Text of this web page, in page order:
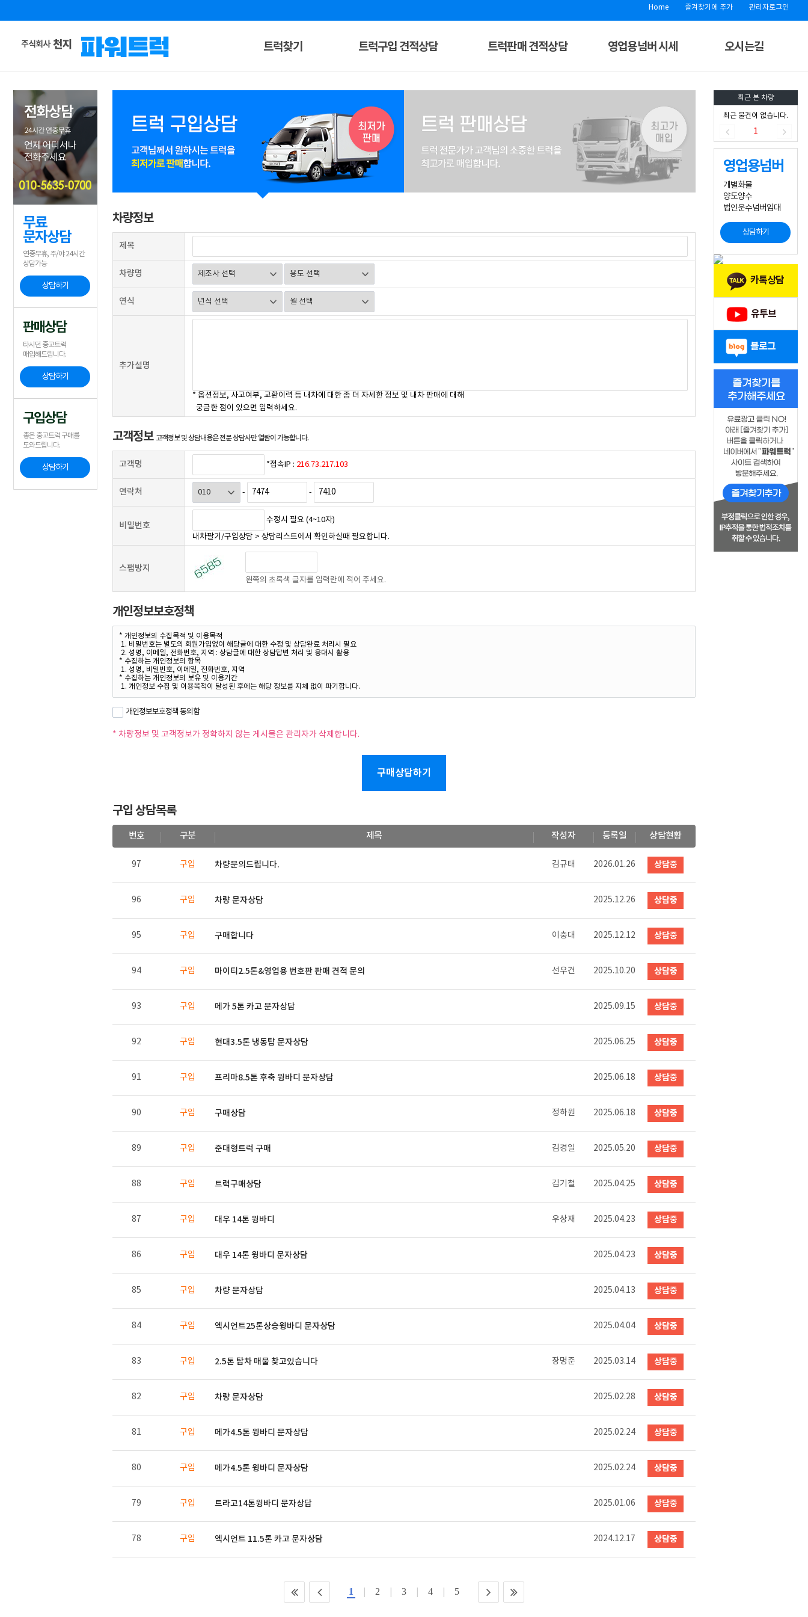
Home 즐겨찾기에 추가 관리자로그인
트럭찾기 트럭구입 견적상담 트럭판매 견적상담 영업용넘버 시세 오시는길
최근 본 차량
최근 물건이 없습니다.
1
영업용넘버
개별화물
양도양수
법인운수넘버임대
상담하기
카톡상담
유투브
블로그
무료
문자상담
연중무휴, 주/야 24시간
상담가능
상담하기
판매상담
타시던 중고트럭
매입해드립니다.
상담하기
구입상담
좋은 중고트럭 구매를
도와드립니다.
상담하기
차량정보
제목
차량명
연식
추가설명
* 옵션정보, 사고여부, 교환이력 등 내차에 대한 좀 더 자세한 정보 및 내차 판매에 대해
궁금한 점이 있으면 입력하세요.
고객정보 고객정보 및 상담내용은 전문 상담사만 열람이 가능합니다.
고객명 *접속IP : 216.73.217.103
연락처 - -
비밀번호
수정시 필요 (4~10자)
내차팔기/구입상담 > 상담리스트에서 확인하실때 필요합니다.
스팸방지
왼쪽의 초록색 글자를 입력란에 적어 주세요.
개인정보보호정책
개인정보보호정책 동의함
* 차량정보 및 고객정보가 정확하지 않는 게시물은 관리자가 삭제합니다.
구매상담하기
구입 상담목록
번호 구분 제목 작성자 등록일 상담현황
97 구입 차량문의드립니다. 김규태 2026.01.26 상담중
96 구입 차량 문자상담 2025.12.26 상담중
95 구입 구매합니다 이충대 2025.12.12 상담중
94 구입 마이티2.5톤&영업용 번호판 판매 견적 문의 선우건 2025.10.20 상담중
93 구입 메가 5톤 카고 문자상담 2025.09.15 상담중
92 구입 현대3.5톤 냉동탑 문자상담 2025.06.25 상담중
91 구입 프리마8.5톤 후축 윙바디 문자상담 2025.06.18 상담중
90 구입 구매상담 정하원 2025.06.18 상담중
89 구입 준대형트럭 구매 김경일 2025.05.20 상담중
88 구입 트럭구매상담 김기철 2025.04.25 상담중
87 구입 대우 14톤 윙바디 우상재 2025.04.23 상담중
86 구입 대우 14톤 윙바디 문자상담 2025.04.23 상담중
85 구입 차량 문자상담 2025.04.13 상담중
84 구입 엑시언트25톤상승윙바디 문자상담 2025.04.04 상담중
83 구입 2.5톤 탑차 매물 찾고있습니다 장명준 2025.03.14 상담중
82 구입 차량 문자상담 2025.02.28 상담중
81 구입 메가4.5톤 윙바디 문자상담 2025.02.24 상담중
80 구입 메가4.5톤 윙바디 문자상담 2025.02.24 상담중
79 구입 트라고14톤윙바디 문자상담 2025.01.06 상담중
78 구입 엑시언트 11.5톤 카고 문자상담 2024.12.17 상담중
1 2 3 4 5